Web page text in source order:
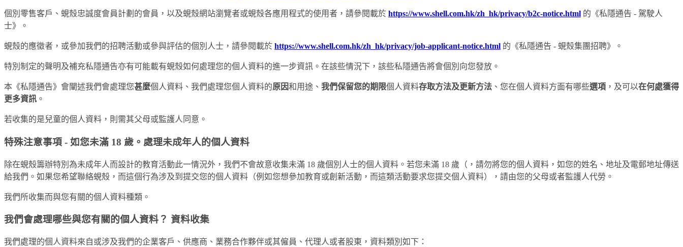
個別零售客戶、蜆殼忠誠度會員計劃的會員，以及蜆殼網站瀏覽者或蜆殼各應用程式的使用者，請參閱載於 https://www.shell.com.hk/zh_hk/privacy/b2c-notice.html 的《私隱通告 - 駕駛人
士》。
蜆殼的應徵者，或參加我們的招聘活動或參與評估的個別人士，請參閱載於 https://www.shell.com.hk/zh_hk/privacy/job-applicant-notice.html 的《私隱通告 - 蜆殼集團招聘》。
特別制定的聲明及補充私隱通告亦有可能載有蜆殼如何處理您的個人資料的進一步資訊。在該些情況下，該些私隱通告將會個別向您發放。
本《私隱通告》會闡述我們會處理您甚麼個人資料、我們處理您個人資料的原因和用途 、 我們保留您的期限個人資料存取方法及更新方法 、您在個人資料方面有哪些選項 ，及可以在何處獲得
更多資訊 。
若收集的是兒童的個人資料，則需其父母或監護人同意。
特殊注意事項 - 如您未滿 18 歲。處理未成年人的個人資料
除在蜆殼籌辦特別為未成年人而設計的教育活動此一情況外，我們不會故意收集未滿 18 歲個別人士的個人資料。若您未滿 18 歲（，請勿將您的個人資料，如您的姓名、地址及電郵地址傳送
給我們。如果您希望聯絡蜆殼，而這個行為涉及到提交您的個人資料（例如您想參加教育或創新活動，而這類活動要求您提交個人資料），請由您的父母或者監護人代勞。
我們所收集而與您有關的個人資料種類。
我們會處理哪些與您有關的個人資料？ 資料收集
我們處理的個人資料來自或涉及我們的企業客戶、供應商、業務合作夥伴或其僱員、代理人或者股東，資料類別如下：